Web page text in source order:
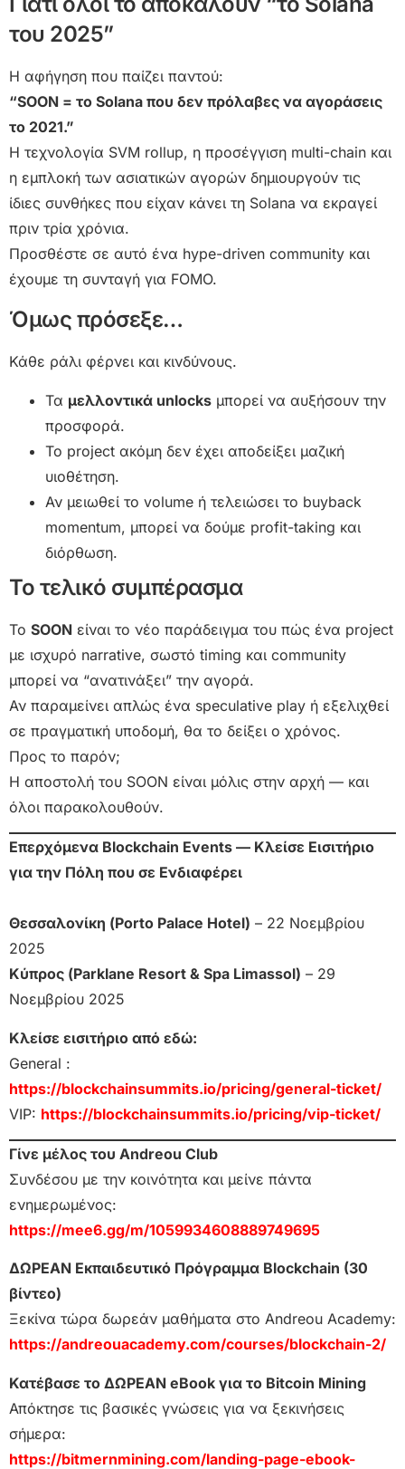
του 2025”
Η αφήγηση που παίζει παντού:
“SOON = το Solana που δεν πρόλαβες να αγοράσεις
το 2021.”
Η τεχνολογία SVM rollup, η προσέγγιση multi-chain και
η εμπλοκή των ασιατικών αγορών δημιουργούν τις
ίδιες συνθήκες που είχαν κάνει τη Solana να εκραγεί
πριν τρία χρόνια.
Προσθέστε σε αυτό ένα hype-driven community και
έχουμε τη συνταγή για FOMO.
Όμως πρόσεξε…
Κάθε ράλι φέρνει και κινδύνους.
Τα μελλοντικά unlocks μπορεί να αυξήσουν την
προσφορά.
Το project ακόμη δεν έχει αποδείξει μαζική
υιοθέτηση.
Αν μειωθεί το volume ή τελειώσει το buyback
momentum, μπορεί να δούμε profit-taking και
διόρθωση.
Το τελικό συμπέρασμα
Το SOON είναι το νέο παράδειγμα του πώς ένα project
με ισχυρό narrative, σωστό timing και community
μπορεί να “ανατινάξει” την αγορά.
Αν παραμείνει απλώς ένα speculative play ή εξελιχθεί
σε πραγματική υποδομή, θα το δείξει ο χρόνος.
Προς το παρόν;
Η αποστολή του SOON είναι μόλις στην αρχή — και
όλοι παρακολουθούν.
Επερχόμενα Blockchain Events — Κλείσε Εισιτήριο
για την Πόλη που σε Ενδιαφέρει
Θεσσαλονίκη (Porto Palace Hotel) – 22 Νοεμβρίου
2025
Κύπρος (Parklane Resort & Spa Limassol) – 29
Νοεμβρίου 2025
Κλείσε εισιτήριο από εδώ:
General :
https://blockchainsummits.io/pricing/general-ticket/
VIP: https://blockchainsummits.io/pricing/vip-ticket/
Γίνε μέλος του Andreou Club
Συνδέσου με την κοινότητα και μείνε πάντα
ενημερωμένος:
https://mee6.gg/m/1059934608889749695
ΔΩΡΕΑΝ Εκπαιδευτικό Πρόγραμμα Blockchain (30
βίντεο)
Ξεκίνα τώρα δωρεάν μαθήματα στο Andreou Academy:
https://andreouacademy.com/courses/blockchain-2/
Κατέβασε το ΔΩΡΕΑΝ eBook για το Bitcoin Mining
Απόκτησε τις βασικές γνώσεις για να ξεκινήσεις
σήμερα:
https://bitmernmining.com/landing-page-ebook-